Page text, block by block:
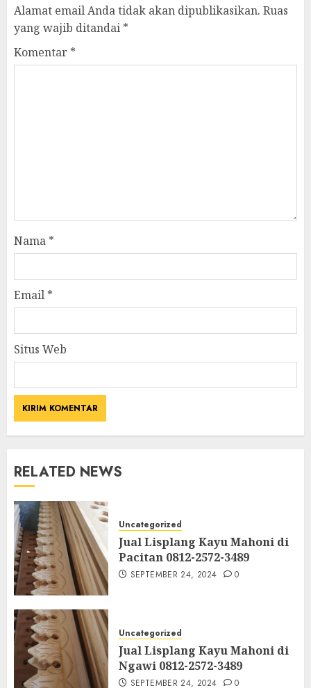
Alamat email Anda tidak akan dipublikasikan. Ruas
yang wajib ditandai *
Komentar *
Nama *
Email *
Situs Web
RELATED NEWS
Uncategorized
Jual Lisplang Kayu Mahoni di
Pacitan 0812-2572-3489
SEPTEMBER 24, 2024 0
Uncategorized
Jual Lisplang Kayu Mahoni di
Ngawi 0812-2572-3489
SEPTEMBER 24, 2024 0